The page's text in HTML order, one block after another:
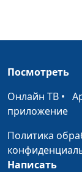
Как
проявляется в
социальной
Какие примеры
Посмотреть
Онлайн ТВ •
приложение
Политика
Написать